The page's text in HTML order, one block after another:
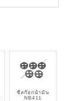
ซีลก๊อกน้ำมัน
NB411